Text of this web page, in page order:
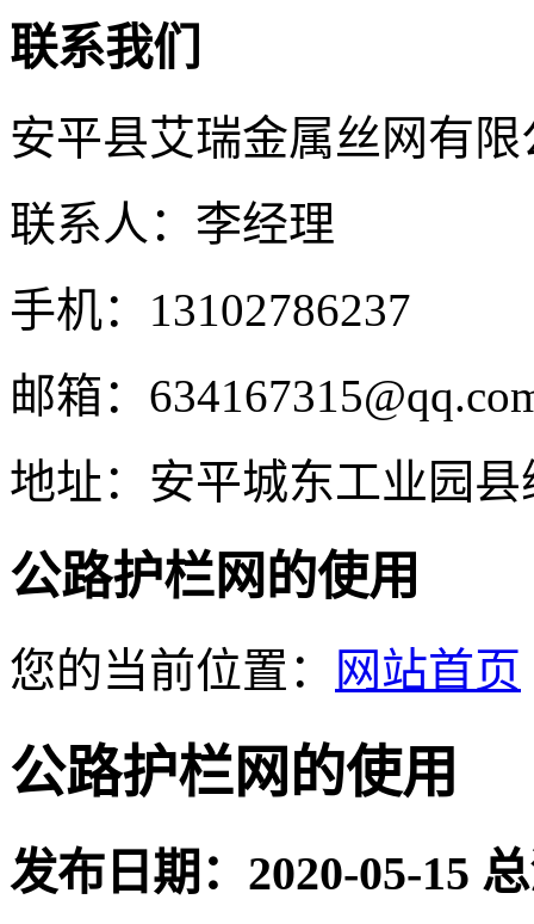
联系我们
安平县艾瑞金属丝网有限
联系人：李经理
手机：13102786237
邮箱：
地址：安平城东工业园县
公路护栏网的使用
您的当前位置： 网站首页
公路护栏网的使用
发布日期：2020-05-15